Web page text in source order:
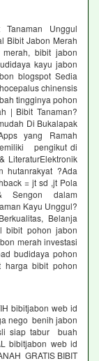
Unggul
Bibit Jabon Merah
bibit jabon
kayu jabon
blogspot Sedia
chinensis
tingginya pohon
| Bibit Tanaman?
Di Bukalapak
yang Ramah
pengikut di
LiteraturElektronik
hutanrakyat ?Ada
= jt sd ,jt Pola
Sengon dalam
Kayu Unggul?
Belanja
bibit pohon jabon
merah investasi
budidaya pohon
bibit pohon
bibitjabon web id
nego benih jabon
siap tabur buah
bibitjabon web id
GRATIS BIBIT